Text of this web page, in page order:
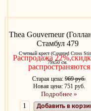
Распродажа
распространяются
Старая цена: 969 руб.
Новая цена: 751 руб.
Подробнее »
Добавить в
Thea Gouverneur
Стамбул 479
Счетный крест (Counted Cross
79х50 см.